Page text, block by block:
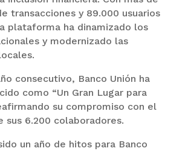
transacciones y 89.000 usuarios
plataforma ha dinamizado los
y modernizado las
consecutivo, Banco Unión ha
como “Un Gran Lugar para
su compromiso con el
sus 6.200 colaboradores.
un año de hitos para Banco